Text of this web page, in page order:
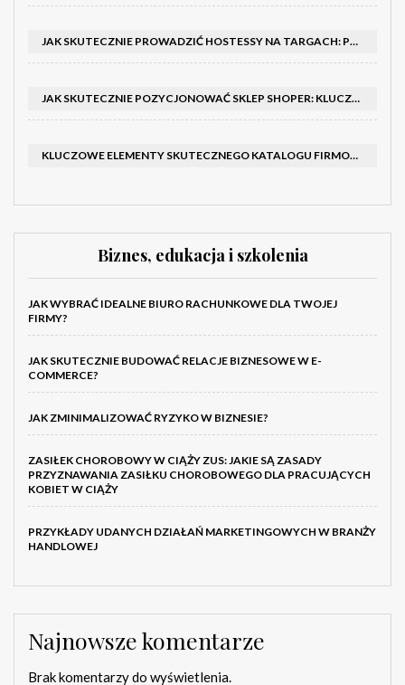
JAK SKUTECZNIE PROWADZIĆ HOSTESSY NA TARGACH: PORADNIK I SZKOLENIA
JAK SKUTECZNIE POZYCJONOWAĆ SKLEP SHOPER: KLUCZOWE KROKI I STRATEGIE
KLUCZOWE ELEMENTY SKUTECZNEGO KATALOGU FIRMOWEGO I BROSZURY
Biznes, edukacja i szkolenia
JAK WYBRAĆ IDEALNE BIURO RACHUNKOWE DLA TWOJEJ
FIRMY?
JAK SKUTECZNIE BUDOWAĆ RELACJE BIZNESOWE W E-
COMMERCE?
JAK ZMINIMALIZOWAĆ RYZYKO W BIZNESIE?
ZASIŁEK CHOROBOWY W CIĄŻY ZUS: JAKIE SĄ ZASADY
PRZYZNAWANIA ZASIŁKU CHOROBOWEGO DLA PRACUJĄCYCH
KOBIET W CIĄŻY
PRZYKŁADY UDANYCH DZIAŁAŃ MARKETINGOWYCH W BRANŻY
HANDLOWEJ
Najnowsze komentarze
Brak komentarzy do wyświetlenia.